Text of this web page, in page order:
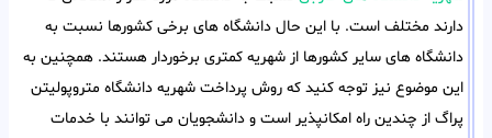
دارند مختلف است. با این حال دانشگاه های برخی کشورها نسبت به
دانشگاه های سایر کشورها از شهریه کمتری برخوردار هستند. همچنین به
این موضوع نیز توجه کنید که روش پرداخت شهریه دانشگاه متروپولیتن
پراگ از چندین راه امکانپذیر است و دانشجویان می توانند با خدمات